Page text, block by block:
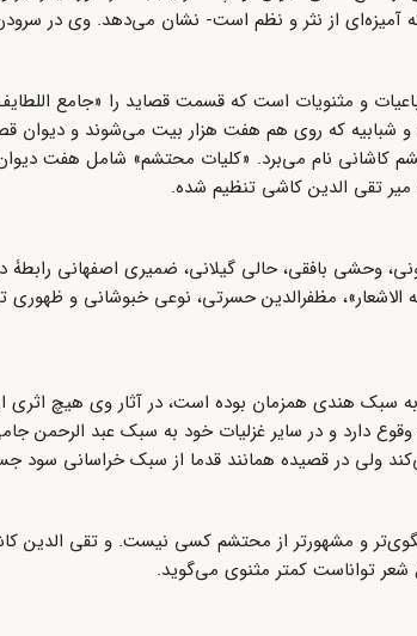
که آمیزه‌ای از نثر و نظم است- نشان می‌دهد. وی در
و مثنویات است که قسمت قصاید را «جامع
و شبابیه که روی هم هفت هزار بیت می‌شوند و دیوان
نام می‌برد. «کلیات محتشم» شامل هفت دیوان:
تقی الدین کاشی تنظیم شده.
وحشی بافقی، حالی گیلانی، ضمیری اصفهانی رابطۀ
مظفرالدین حسرتی، نوعی خبوشانی و ظهوری
به سبک هندی همزمان بوده است، در آثار وی هیچ
دارد و در سایر غزلیات خود به سبک عبد الرحمن
ولی در قصیده همانند قدما از سبک خراسانی سود
و مشهورتر از محتشم کسی نیست. و تقی الدین
تواناست کمتر مثنوی می‌گوید.